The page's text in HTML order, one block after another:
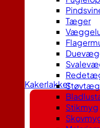
Kakerlakker
Tæger
Stikmyg